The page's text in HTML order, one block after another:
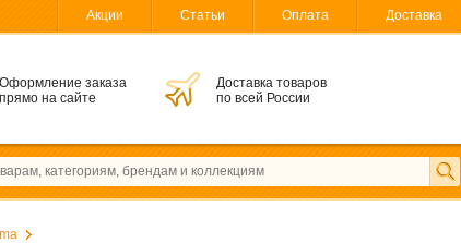
Акции Статьи Оплата Доставка
Оформление заказа
прямо на сайте
Доставка товаров
по всей России